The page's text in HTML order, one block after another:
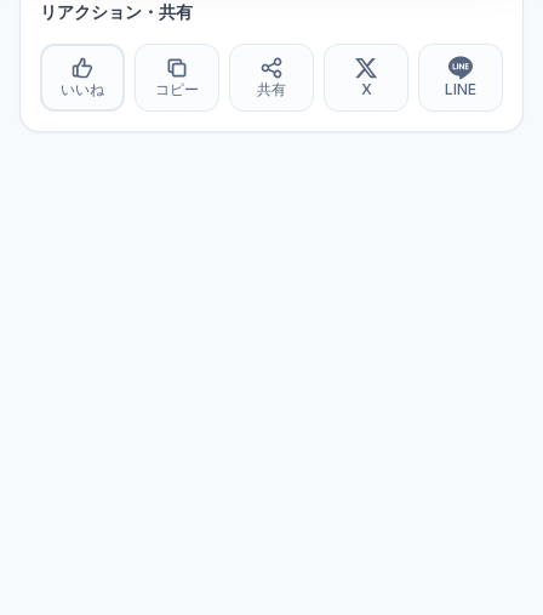
リアクション・共有
いいね コピー 共有 X LINE